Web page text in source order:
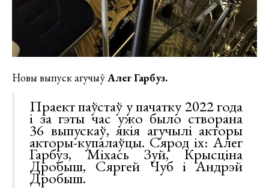
Новы выпуск агучыўАлег Гарбуз.
Праект паўстаў у пачатку 2022 года
і за гэты час ужо было створана
36 выпускаў, якія агучылі акторы
акторы-купалаўцы. Сярод іх: Алег
Гарбуз, Міхась Зуй, Крысціна
Дробыш, Сяргей Чуб і Андрэй
Дробыш.